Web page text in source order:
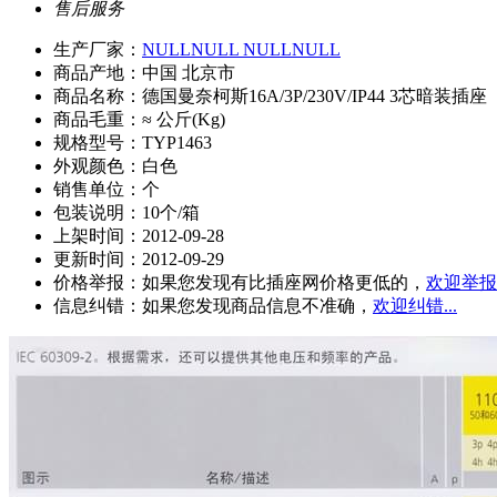
售后服务
生产厂家： NULLNULL NULLNULL
商品产地：中国 北京市
商品名称：德国曼奈柯斯16A/3P/230V/IP44 3芯暗装插座
商品毛重：≈ 公斤(Kg)
规格型号：TYP1463
外观颜色：白色
销售单位：个
包装说明：10个/箱
上架时间：2012-09-28
更新时间：2012-09-29
价格举报：如果您发现有比插座网价格更低的， 欢迎举
信息纠错：如果您发现商品信息不准确， 欢迎纠错...